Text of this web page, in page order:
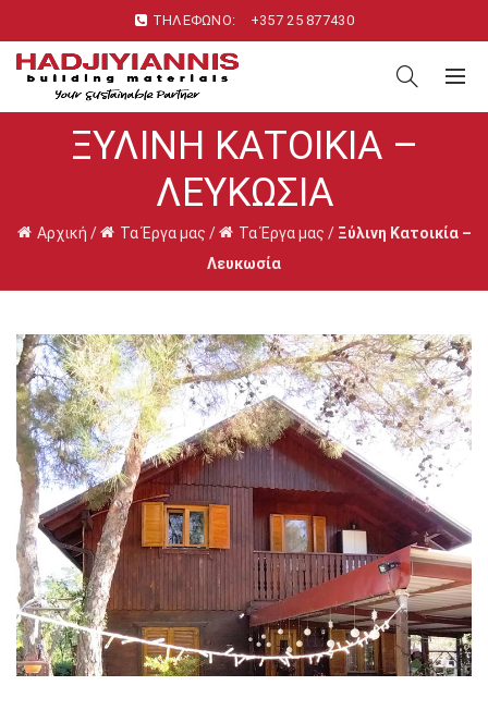
ΤΗΛΕΦΩΝΟ: +357 25 877430
ΞΎΛΙΝΗ ΚΑΤΟΙΚΊΑ –
ΛΕΥΚΩΣΊΑ
Αρχική / Τα Έργα μας / Τα Έργα μας / Ξύλινη Κατοικία –
Λευκωσία